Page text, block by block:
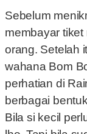
Sebelum
membayar
orang. Setelah
wahana Bom
perhatian di
berbagai
Bila si kecil